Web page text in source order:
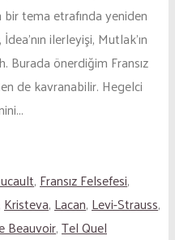
tema etrafında yeniden
ilerleyişi, Mutlak’ın
Burada önerdiğim Fransız
de kavranabilir. Hegelci
, Fransız Felsefesi,
Kristeva, Lacan, Levi-Strauss,
Beauvoir,Tel Quel